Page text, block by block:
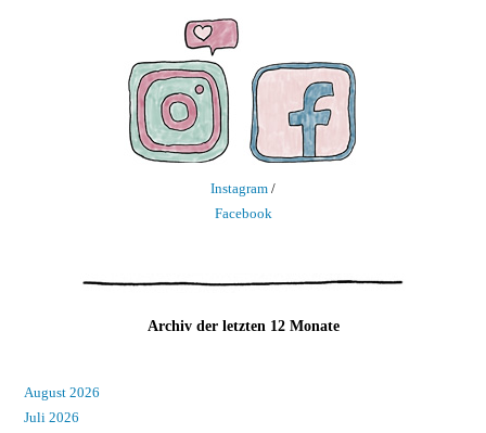
Instagram /
Facebook
Archiv der letzten 12 Monate
August 2026
Juli 2026